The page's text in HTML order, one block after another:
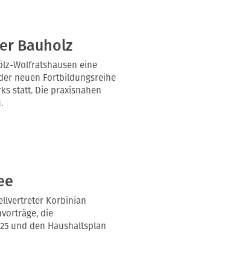
Bauholz
Wolfratshausen eine
neuen Fortbildungsreihe
statt. Die praxisnahen
Korbinian
die
und den Haushaltsplan